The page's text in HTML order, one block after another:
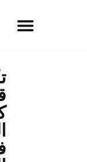
كاميرات